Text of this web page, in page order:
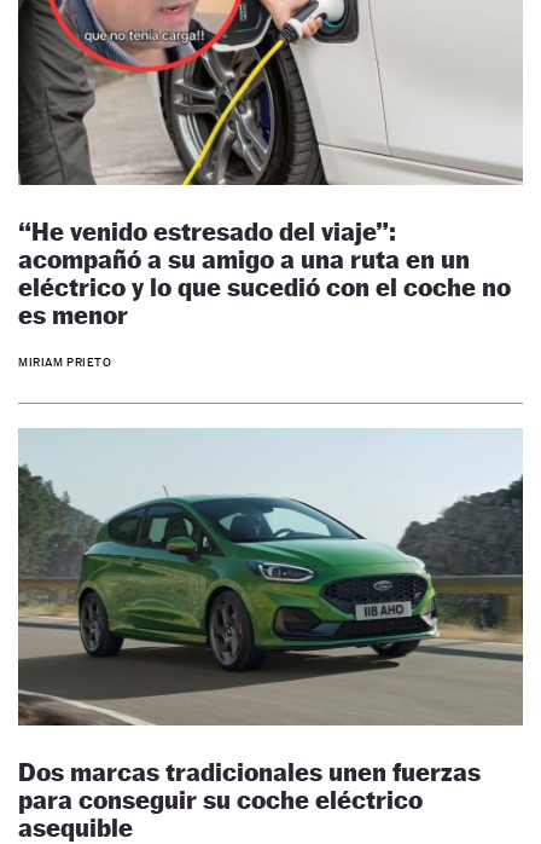
“He venido estresado del viaje”:
acompañó a su amigo a una ruta en un
eléctrico y lo que sucedió con el coche no
es menor
MIRIAM PRIETO
Dos marcas tradicionales unen fuerzas
para conseguir su coche eléctrico
asequible